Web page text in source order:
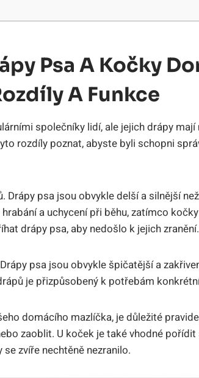
Psa A Kočky
A Funkce
společníky lidí, ale jejich drápy
rozdíly poznat, abyste byli schopni
Drápy psa jsou obvykle delší a silnější
a uchycení při běhu, zatímco
drápy psa, aby nedošlo k jejich zranění.
psa jsou obvykle špičatější a
je přizpůsobený k potřebám
domácího mazlíčka, je důležité
zaoblit. U koček je také vhodné
zvíře nechtěně nezranilo.